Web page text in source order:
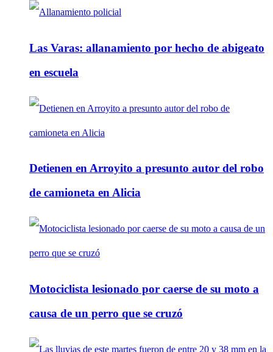
Las Varas: allanamiento por hecho de abigeato
en escuela
Detienen en Arroyito a presunto autor del robo
de camioneta en Alicia
Motociclista lesionado por caerse de su moto a
causa de un perro que se cruzó